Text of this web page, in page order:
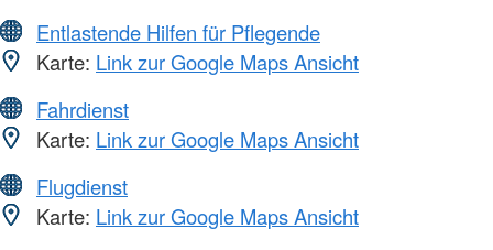
Entlastende Hilfen für Pflegende
Karte: Link zur Google Maps Ansicht
Fahrdienst
Karte: Link zur Google Maps Ansicht
Flugdienst
Karte: Link zur Google Maps Ansicht